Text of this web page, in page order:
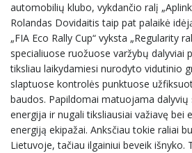
automobilių klubo, vykdančio ralį
Rolandas Dovidaitis taip pat palaikė
„FIA Eco Rally Cup“ vyksta „Regularity
specialiuose ruožuose varžybų dalyviai
tiksliau laikydamiesi nurodyto vidutinio
slaptuose kontrolės punktuose
baudos. Papildomai matuojama
energija ir nugali tiksliausiai važiavę bei
energiją ekipažai. Anksčiau tokie raliai
Lietuvoje, tačiau ilgainiui beveik išnyko.